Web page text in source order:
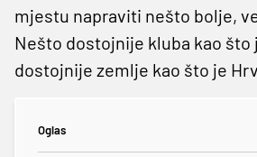
mjestu napraviti nešto bolje,
Nešto dostojnije kluba kao što
dostojnije zemlje kao što je
Oglas